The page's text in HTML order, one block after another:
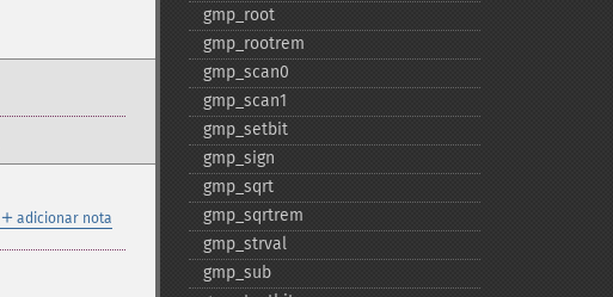
＋ adicionar nota
gmp_​root
gmp_​rootrem
gmp_​scan0
gmp_​scan1
gmp_​setbit
gmp_​sign
gmp_​sqrt
gmp_​sqrtrem
gmp_​strval
gmp_​sub